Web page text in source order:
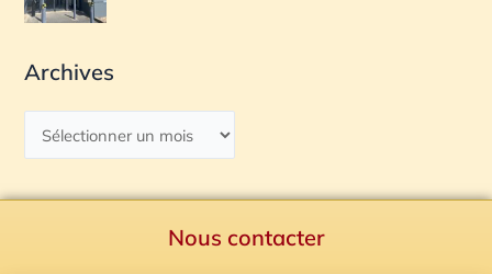
Archives
Nous contacter